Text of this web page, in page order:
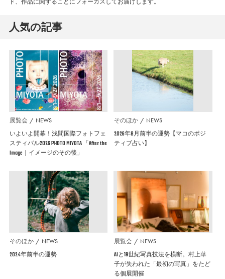
ド、作品に関することにフォーカスしてお届けします。
人気の記事
展覧会 NEWS
いよいよ開幕！浅間国際フォトフェ
スティバル2026 PHOTO MIYOTA 「After the
Image｜イメージのその後」
そのほか NEWS
2026年8月前半の運勢【マコのポジ
ティブ占い】
そのほか NEWS
2024年前半の運勢
展覧会 NEWS
AIと19世紀写真技法を横断。村上華
子が失われた「最初の写真」をたど
る個展開催